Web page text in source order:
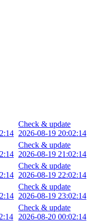
Check & update
2026-08-19 20:02:14
Check & update
2026-08-19 21:02:14
Check & update
2026-08-19 22:02:14
Check & update
2026-08-19 23:02:14
Check & update
2026-08-20 00:02:14